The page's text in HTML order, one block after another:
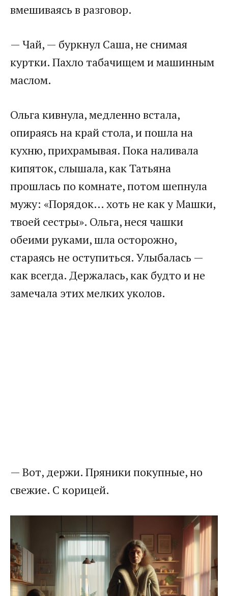
вмешиваясь в разговор.
— Чай, — буркнул Саша, не снимая
куртки. Пахло табачищем и машинным
маслом.
Ольга кивнула, медленно встала,
опираясь на край стола, и пошла на
кухню, прихрамывая. Пока наливала
кипяток, слышала, как Татьяна
прошлась по комнате, потом шепнула
мужу: «Порядок… хоть не как у Машки,
твоей сестры». Ольга, неся чашки
обеими руками, шла осторожно,
стараясь не оступиться. Улыбалась —
как всегда. Держалась, как будто и не
замечала этих мелких уколов.
— Вот, держи. Пряники покупные, но
свежие. С корицей.